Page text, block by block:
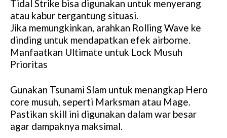
Tidal Strike bisa digunakan untuk menyerang
atau kabur tergantung situasi.
Jika memungkinkan, arahkan Rolling Wave ke
dinding untuk mendapatkan efek airborne.
Manfaatkan Ultimate untuk Lock Musuh
Prioritas
Gunakan Tsunami Slam untuk menangkap Hero
core musuh, seperti Marksman atau Mage.
Pastikan skill ini digunakan dalam war besar
agar dampaknya maksimal.